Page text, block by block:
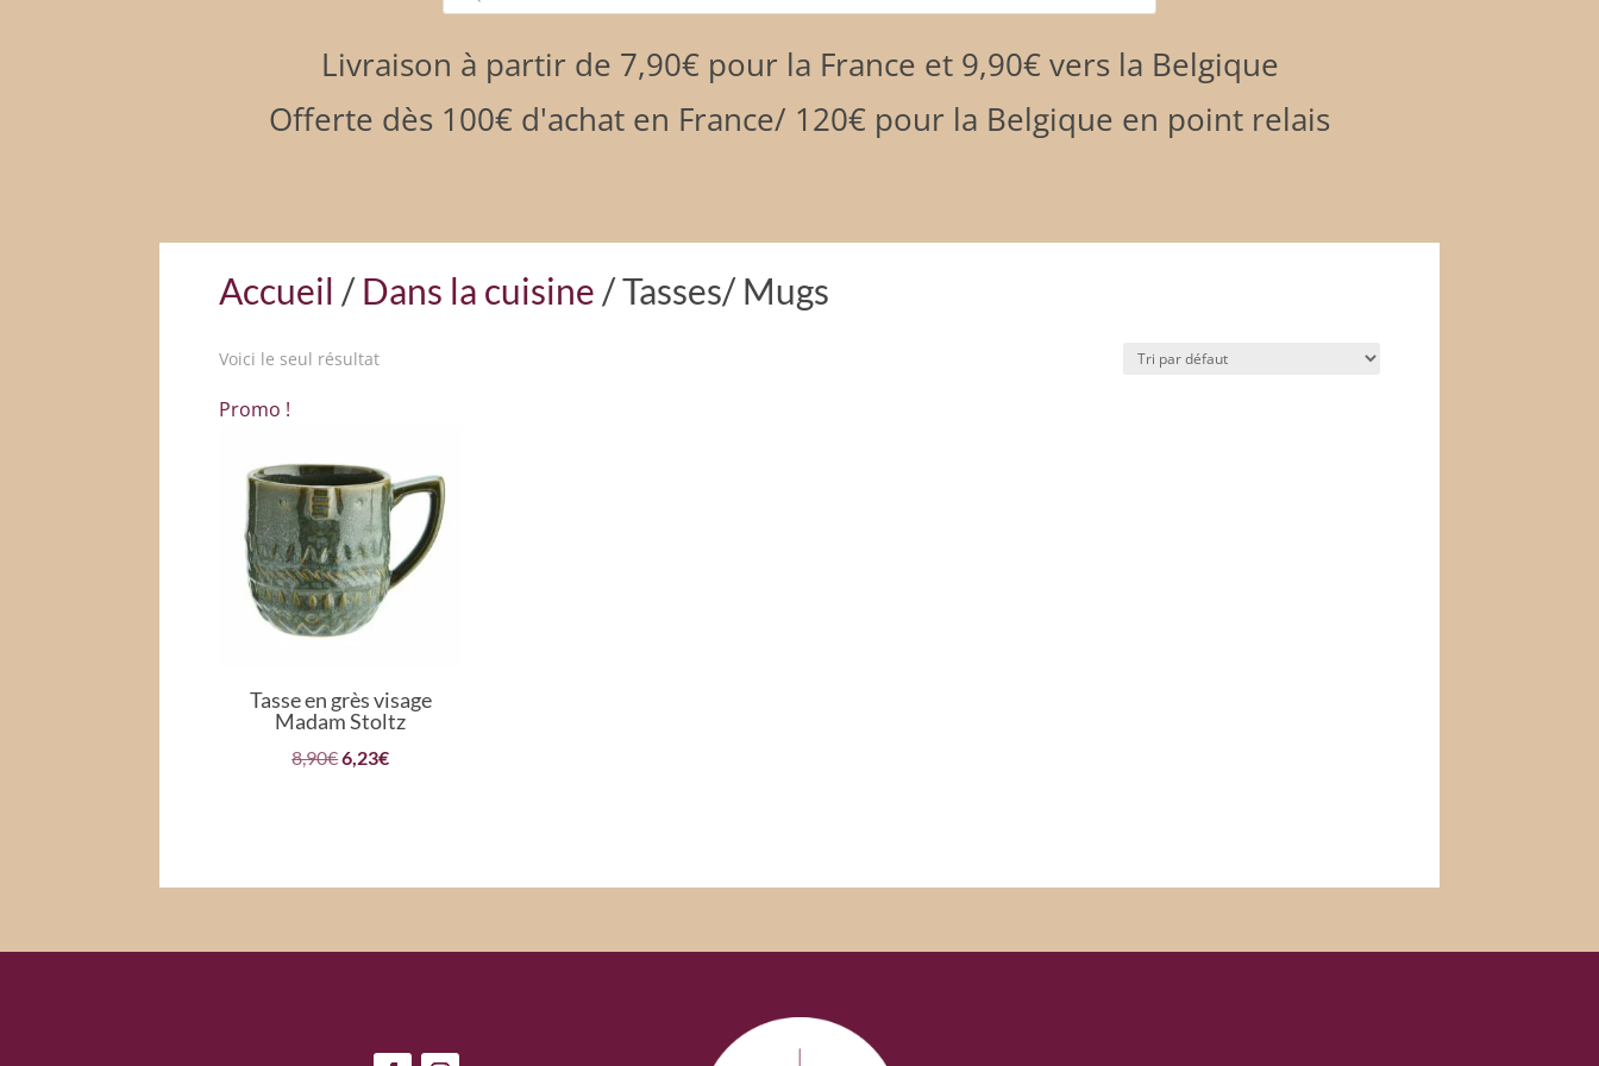
produits
Livraison à partir de 7,90€ pour la France et 9,90€ vers la Belgique
Offerte dès 100€ d'achat en France/ 120€ pour la Belgique en point relais
Accueil /Dans la cuisine / Tasses/ Mugs
Voici le seul résultat
Promo !
Tasse en grès visage
Madam Stoltz
8,90€Le
6,23€Le